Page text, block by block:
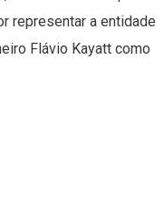
representar a entidade
Flávio Kayatt como